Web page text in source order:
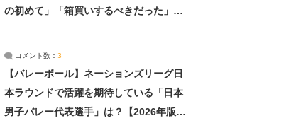
の初めて」「箱買いするべきだった」
コメント数： 3
【バレーボール】ネーションズリーグ日
本ラウンドで活躍を期待している「日本
男子バレー代表選手」は？【2026年版・